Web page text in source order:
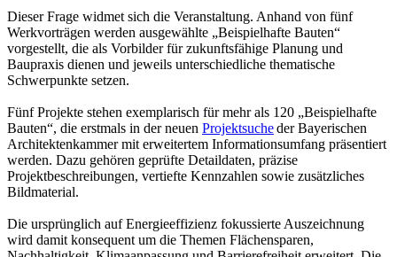
Dieser Frage widmet sich die Veranstaltung. Anhand von fünf
Werkvorträgen werden ausgewählte „Beispielhafte Bauten“
vorgestellt, die als Vorbilder für zukunftsfähige Planung und
Baupraxis dienen und jeweils unterschiedliche thematische
Schwerpunkte setzen.
Fünf Projekte stehen exemplarisch für mehr als 120 „Beispielhafte
Bauten“, die erstmals in der neuen Projektsucheder Bayerischen
Architektenkammer mit erweitertem Informationsumfang präsentiert
werden. Dazu gehören geprüfte Detaildaten, präzise
Projektbeschreibungen, vertiefte Kennzahlen sowie zusätzliches
Bildmaterial.
Die ursprünglich auf Energieeffizienz fokussierte Auszeichnung
wird damit konsequent um die Themen Flächensparen,